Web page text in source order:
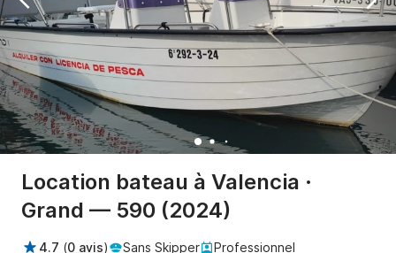
Location bateau à Valencia ·
Grand — 590 (2024)
4.7 (0 avis) Sans Skipper
Professionnel